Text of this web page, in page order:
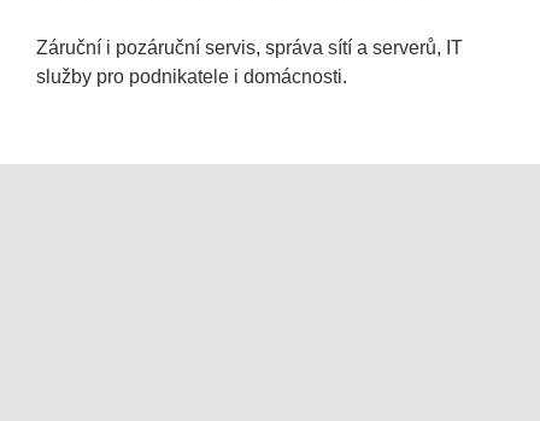
Záruční i pozáruční servis, správa sítí a serverů, IT
služby pro podnikatele i domácnosti.